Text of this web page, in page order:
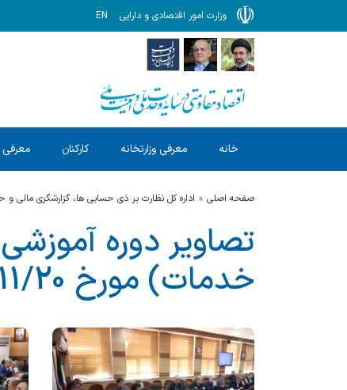
وزارت امور اقتصادی و دارایی EN
خانه معرفی وزارتخانه کارکنان
صفحه اصلی اداره کل نظارت بر ذی حسابی ها، گزارشگری مالی
تصاویر دوره
خدمات) مورخ 1404/11/20